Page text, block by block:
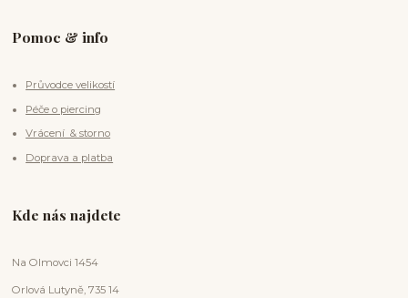
Pomoc & info
Průvodce velikostí
Péče o piercing
Vrácení & storno
Doprava a platba
Kde nás najdete
Na Olmovci 1454
Orlová Lutyně, 735 14